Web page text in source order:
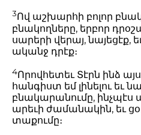
3Ով աշխարհի բոլոր
բնակողները, երբոր
սարերի վերայ, նայեցէք,
ականջ դրէք։
4Որովհետեւ Տէրն ինձ
հանգիստ եմ լինելու եւ
բնակարանումը, ինչպէս
արեւի ժամանակին, եւ
տաքումը։